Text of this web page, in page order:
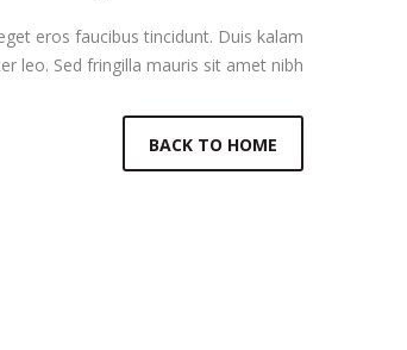
eros faucibus tincidunt. Duis kalam
leo. Sed fringilla mauris sit amet nibh.
BACK TO HOME